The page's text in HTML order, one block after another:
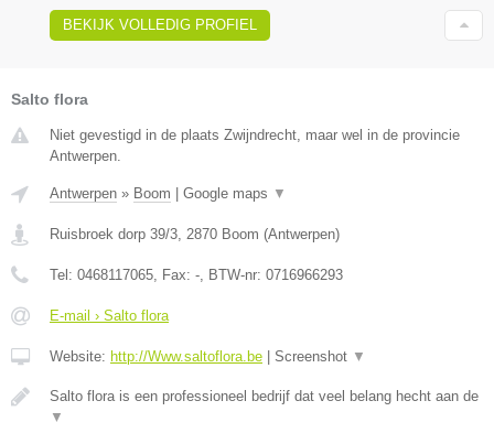
BEKIJK VOLLEDIG PROFIEL
Salto flora
Niet gevestigd in de plaats Zwijndrecht, maar wel in de provincie
Antwerpen.
Antwerpen » Boom Google maps ▼
Ruisbroek dorp 39/3 2870 Boom (Antwerpen)
Tel: 0468117065 , Fax: - , BTW-nr: 0716966293
E-mail › Salto flora
Website: http://Www.saltoflora.be Screenshot ▼
Salto flora is een professioneel bedrijf dat veel belang hecht aan de
▼